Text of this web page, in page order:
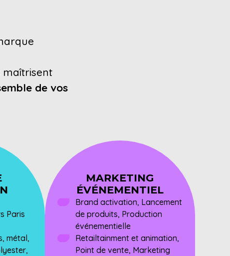
maîtrisent
de vos
Paris
métal,
MARKETING
ÉVÉNEMENTIEL
Brand activation, Lancement
de produits, Production
événementielle
Retailtainment et animation,
Point de vente, Marketing